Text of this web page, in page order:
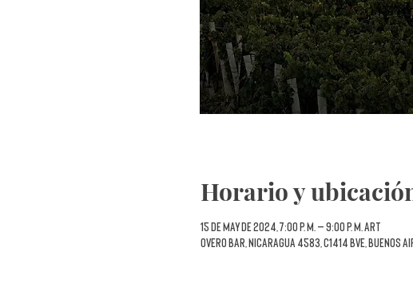
Horario y
15 de may de 2024, 7:00 p. m. – 9:00 p. m. ART
Overo Bar, Nicaragua 4583, C1414 BVE, Buenos